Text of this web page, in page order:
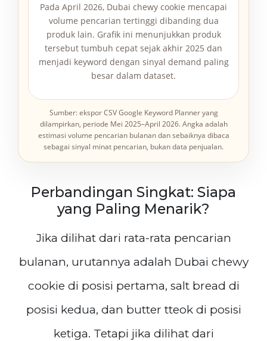
Pada April 2026, Dubai chewy cookie mencapai
volume pencarian tertinggi dibanding dua
produk lain. Grafik ini menunjukkan produk
tersebut tumbuh cepat sejak akhir 2025 dan
menjadi keyword dengan sinyal demand paling
besar dalam dataset.
Sumber: ekspor CSV Google Keyword Planner yang
dilampirkan, periode Mei 2025–April 2026. Angka adalah
estimasi volume pencarian bulanan dan sebaiknya dibaca
sebagai sinyal minat pencarian, bukan data penjualan.
Perbandingan Singkat: Siapa
yang Paling Menarik?
Jika dilihat dari rata-rata pencarian
bulanan, urutannya adalah Dubai chewy
cookie di posisi pertama, salt bread di
posisi kedua, dan butter tteok di posisi
ketiga. Tetapi jika dilihat dari